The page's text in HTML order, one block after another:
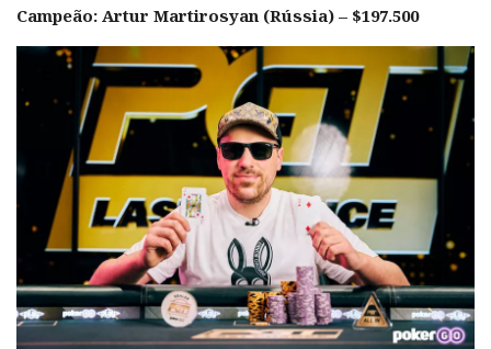
Campeão: Artur Martirosyan (Rússia) – $197.500